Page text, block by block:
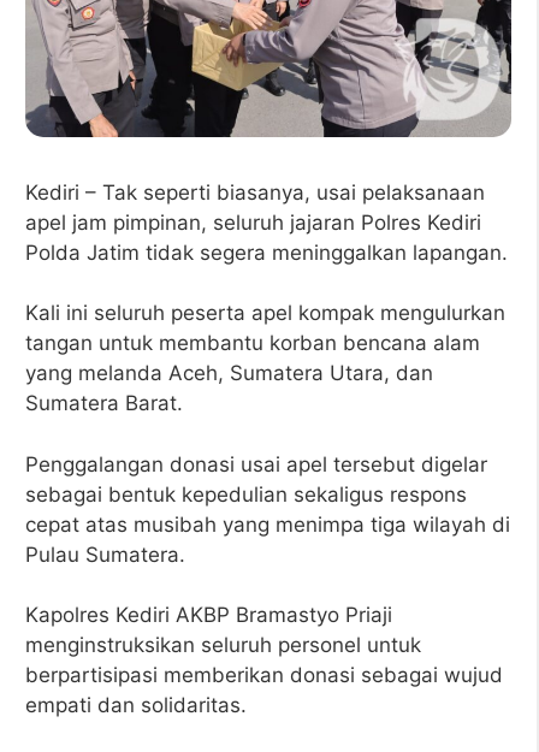
Kediri – Tak seperti biasanya, usai pelaksanaan
apel jam pimpinan, seluruh jajaran Polres Kediri
Polda Jatim tidak segera meninggalkan lapangan.
Kali ini seluruh peserta apel kompak mengulurkan
tangan untuk membantu korban bencana alam
yang melanda Aceh, Sumatera Utara, dan
Sumatera Barat.
Penggalangan donasi usai apel tersebut digelar
sebagai bentuk kepedulian sekaligus respons
cepat atas musibah yang menimpa tiga wilayah di
Pulau Sumatera.
Kapolres Kediri AKBP Bramastyo Priaji
menginstruksikan seluruh personel untuk
berpartisipasi memberikan donasi sebagai wujud
empati dan solidaritas.